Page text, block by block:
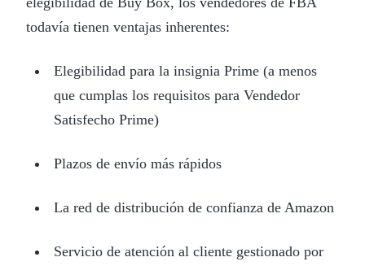
todavía tienen ventajas inherentes:
Elegibilidad para la insignia Prime (a menos
que cumplas los requisitos para Vendedor
Satisfecho Prime)
Plazos de envío más rápidos
La red de distribución de confianza de Amazon
Servicio de atención al cliente gestionado por